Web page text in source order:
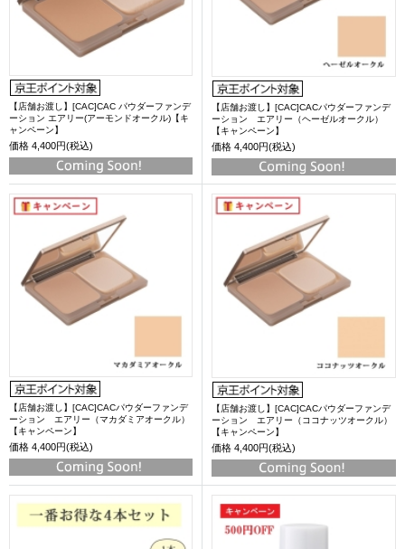
【店舗お渡し】[CAC]CAC パウダーファンデ
ーション エアリー(アーモンドオークル)【キ
ャンペーン】
価格 4,400円(税込)
【店舗お渡し】[CAC]CACパウダーファンデ
ーション エアリー（ヘーゼルオークル）
【キャンペーン】
価格 4,400円(税込)
【店舗お渡し】[CAC]CACパウダーファンデ
ーション エアリー（マカダミアオークル）
【キャンペーン】
価格 4,400円(税込)
【店舗お渡し】[CAC]CACパウダーファンデ
ーション エアリー（ココナッツオークル）
【キャンペーン】
価格 4,400円(税込)